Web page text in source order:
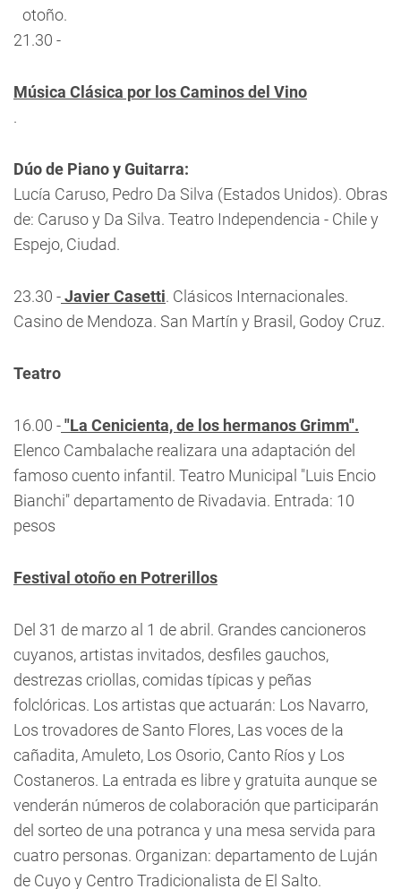
otoño.
21.30 -
Música Clásica por los Caminos del Vino
.
Dúo de Piano y Guitarra:
Lucía Caruso, Pedro Da Silva (Estados Unidos). Obras
de: Caruso y Da Silva. Teatro Independencia - Chile y
Espejo, Ciudad.
23.30 -Javier Casetti. Clásicos Internacionales.
Casino de Mendoza. San Martín y Brasil, Godoy Cruz.
Teatro
16.00 -"La Cenicienta, de los hermanos Grimm".
Elenco Cambalache realizara una adaptación del
famoso cuento infantil. Teatro Municipal "Luis Encio
Bianchi" departamento de Rivadavia. Entrada: 10
pesos
Festival otoño en Potrerillos
Del 31 de marzo al 1 de abril. Grandes cancioneros
cuyanos, artistas invitados, desfiles gauchos,
destrezas criollas, comidas típicas y peñas
folclóricas. Los artistas que actuarán: Los Navarro,
Los trovadores de Santo Flores, Las voces de la
cañadita, Amuleto, Los Osorio, Canto Ríos y Los
Costaneros. La entrada es libre y gratuita aunque se
venderán números de colaboración que participarán
del sorteo de una potranca y una mesa servida para
cuatro personas. Organizan: departamento de Luján
de Cuyo y Centro Tradicionalista de El Salto.